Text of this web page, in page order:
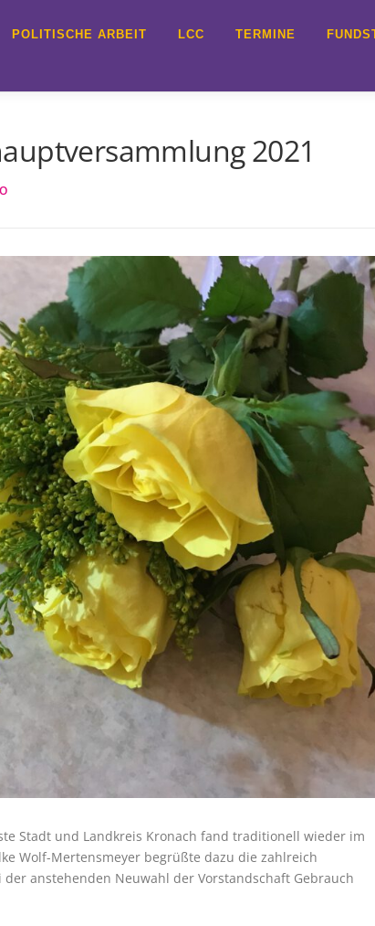
POLITISCHE ARBEIT LCC TERMINE
2021
Stadt und Landkreis Kronach fand traditionell wieder im
Wolf-Mertensmeyer begrüßte dazu die zahlreich
anstehenden Neuwahl der Vorstandschaft Gebrauch